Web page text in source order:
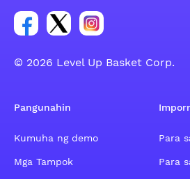
Link para sa social group ng
Link para sa social group
Link para sa social
© 2026 Level Up Basket Corp.
Pangunahin
Kumuha ng demo
Mga Tampok
Para
Para